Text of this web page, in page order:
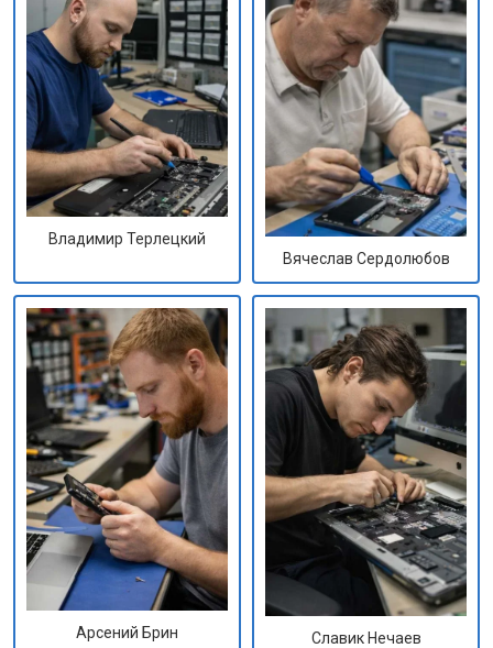
Владимир Терлецкий
Вячеслав Сердолюбов
Арсений Брин Славик Нечаев